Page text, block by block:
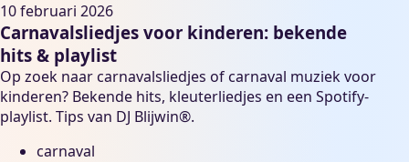
10 februari 2026
Carnavalsliedjes voor kinderen: bekende
hits & playlist
Op zoek naar carnavalsliedjes of carnaval muziek voor
kinderen? Bekende hits, kleuterliedjes en een Spotify-
playlist. Tips van DJ Blijwin®.
carnaval